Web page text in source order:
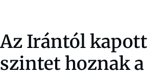
Az Irántól
szintet hoznak